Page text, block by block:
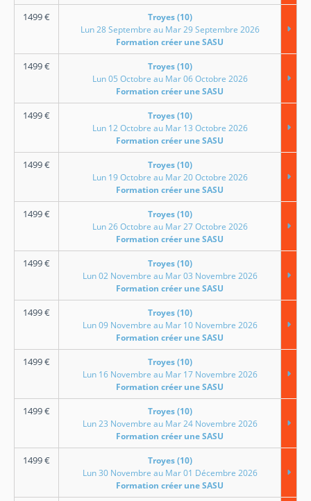
1499€
Troyes (10)
Lun 28 Septembre au Mar 29 Septembre 2026
Formation créer une SASU
1499€
Troyes (10)
Lun 05 Octobre au Mar 06 Octobre 2026
Formation créer une SASU
1499€
Troyes (10)
Lun 12 Octobre au Mar 13 Octobre 2026
Formation créer une SASU
1499€
Troyes (10)
Lun 19 Octobre au Mar 20 Octobre 2026
Formation créer une SASU
1499€
Troyes (10)
Lun 26 Octobre au Mar 27 Octobre 2026
Formation créer une SASU
1499€
Troyes (10)
Lun 02 Novembre au Mar 03 Novembre 2026
Formation créer une SASU
1499€
Troyes (10)
Lun 09 Novembre au Mar 10 Novembre 2026
Formation créer une SASU
1499€
Troyes (10)
Lun 16 Novembre au Mar 17 Novembre 2026
Formation créer une SASU
1499€
Troyes (10)
Lun 23 Novembre au Mar 24 Novembre 2026
Formation créer une SASU
1499€
Troyes (10)
Lun 30 Novembre au Mar 01 Décembre 2026
Formation créer une SASU